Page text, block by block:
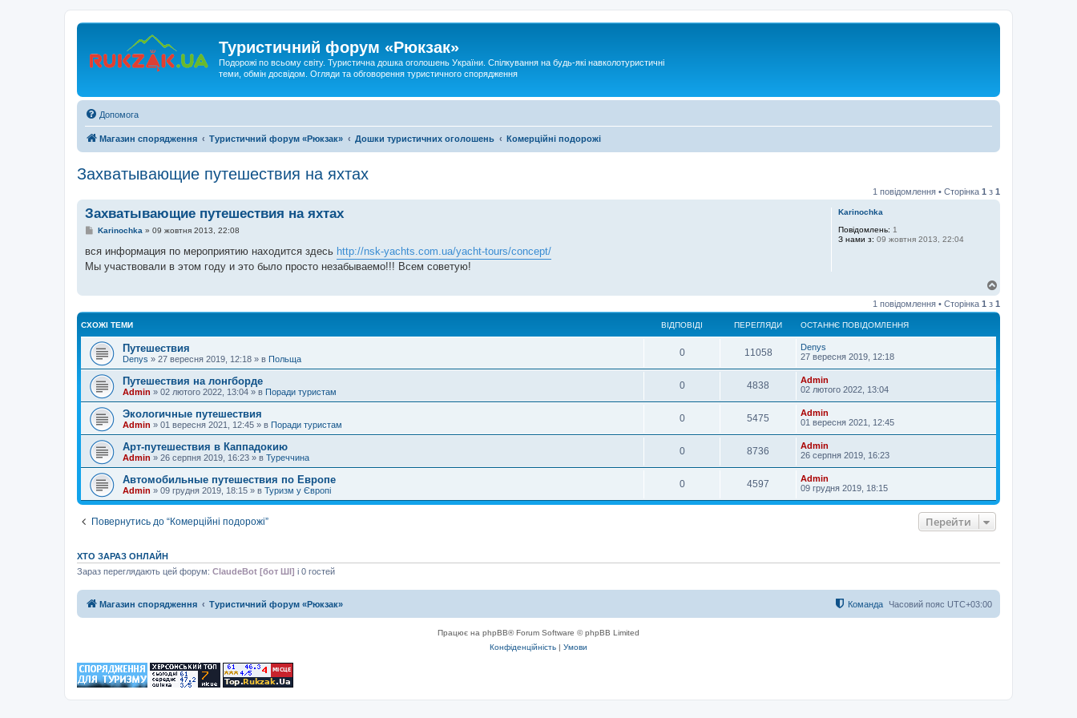
Туристичний форум «Рюкзак»
Подорожі по всьому світу. Туристична дошка оголошень України. Спілкування на будь-які навколотуристичні
теми, обмін досвідом. Огляди та обговорення туристичного спорядження
Допомога
Магазин спорядження Туристичний форум «Рюкзак» Дошки туристичних оголошень Комерційні подорожі
Захватывающие путешествия на яхтах
1 повідомлення • Сторінка 1 з 1
Karinochka
Повідомлень: 1
З нами з: 09 жовтня 2013, 22:04
Захватывающие путешествия на яхтах
П
в
д
л
н
н
я
Karinochka » 09 жовтня 2013, 22:08
вся информация по мероприятию находится здесь http://nsk-yachts.com.ua/yacht-tours/concept/
Мы участвовали в этом году и это было просто незабываемо!!! Всем советую!
г
о
1 повідомлення • Сторінка 1 з 1
СХОЖІ ТЕМИ ВІДПОВІДІ ПЕРЕГЛЯДИ ОСТАННЄ ПОВІДОМЛЕННЯ
Путешествия
Denys » 27 вересня 2019, 12:18 » в Польща
0 11058
Denys
27 вересня 2019, 12:18
Путешествия на лонгборде
Admin » 02 лютого 2022, 13:04 » в Поради туристам
0 4838
Admin
02 лютого 2022, 13:04
Экологичные путешествия
Admin » 01 вересня 2021, 12:45 » в Поради туристам
0 5475
Admin
01 вересня 2021, 12:45
Арт-путешествия в Каппадокию
Admin » 26 серпня 2019, 16:23 » в Туреччина
0 8736
Admin
26 серпня 2019, 16:23
Автомобильные путешествия по Европе
Admin » 09 грудня 2019, 18:15 » в Туризм у Європі
0 4597
Admin
09 грудня 2019, 18:15
Повернутись до “Комерційні подорожі” Перейти
ХТО ЗАРАЗ ОНЛАЙН
Зараз переглядають цей форум: ClaudeBot [бот ШІ] і 0 гостей
Магазин спорядження Туристичний форум «Рюкзак» Часовий пояс UTC+03:00
Команда
Працює на phpBB® Forum Software © phpBB Limited
Конфіденційність | Умови